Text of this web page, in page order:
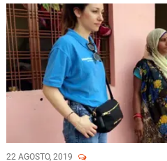
22 AGOSTO, 2019